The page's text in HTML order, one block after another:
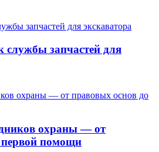
службы запчастей для
охраны — от
помощи